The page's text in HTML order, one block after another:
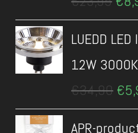
prijs
LUEDD
12W 3000K
€34,90 prijs
€
APR-